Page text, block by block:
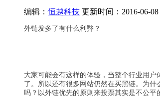
编辑：恒越科技 更新时间：2016-06-
外链发多了有什么利弊？
大家可能会有这样的体验，当整个行业用
了。所以还有很多网站仍然在买黑链。为
吗？以外链优先的原则来投票其实是不公